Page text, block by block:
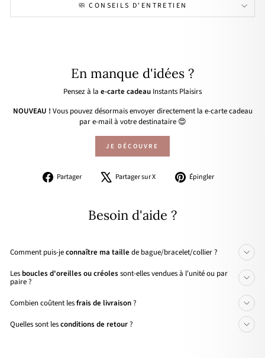
🧼 CONSEILS D'ENTRETIEN
En manque d'idées ?
Pensez à la e-carte cadeau Instants Plaisirs
NOUVEAU ! Vous pouvez désormais envoyer directement la e-carte cadeau
par e-mail à votre destinataire 😍
JE DÉCOUVRE
Partager
PartagerPartager sur X
Tweeter Épingler
Besoin d'aide ?
Comment puis-jeconnaître ma taille de bague/bracelet/collier ?
Les boucles d'oreilles ou créolessont-elles vendues à l'unité ou par
paire ?
Combien coûtent lesfrais de livraison?
Quelles sont lesconditions de retour?